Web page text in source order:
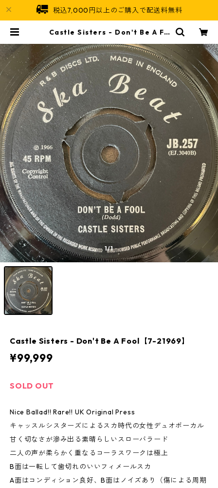
税込7,000円以上のご購入で配送料無料
Castle Sisters - Don't Be A Fo
1/1
Castle Sisters - Don't Be A Fool【7-21969】
¥99,999
SOLD OUT
Nice Ballad!! Rare!! UK Original Press
キャッスルシスターズによるスカ時代の女性デュオボーカル
甘く切なさが滲み出る素晴らしいスローバラード
二人の声が柔らかく重なるコーラスワークは極上
B面は一転して歯切れのいいフィメールスカ
A面はコンディション良好、B面はノイズあり（傷による周期